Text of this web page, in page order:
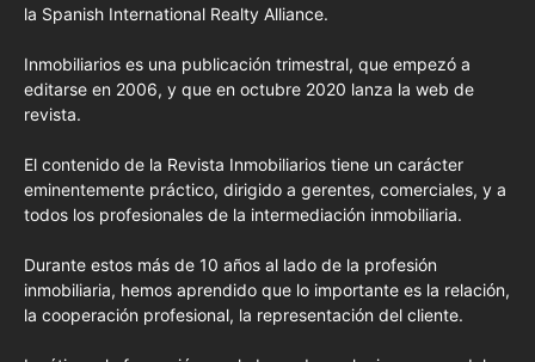
la Spanish International Realty Alliance.
Inmobiliarios es una publicación trimestral, que empezó a
editarse en 2006, y que en octubre 2020 lanza la web de
revista.
El contenido de la Revista Inmobiliarios tiene un carácter
eminentemente práctico, dirigido a gerentes, comerciales, y a
todos los profesionales de la intermediación inmobiliaria.
Durante estos más de 10 años al lado de la profesión
inmobiliaria, hemos aprendido que lo importante es la relación,
la cooperación profesional, la representación del cliente.